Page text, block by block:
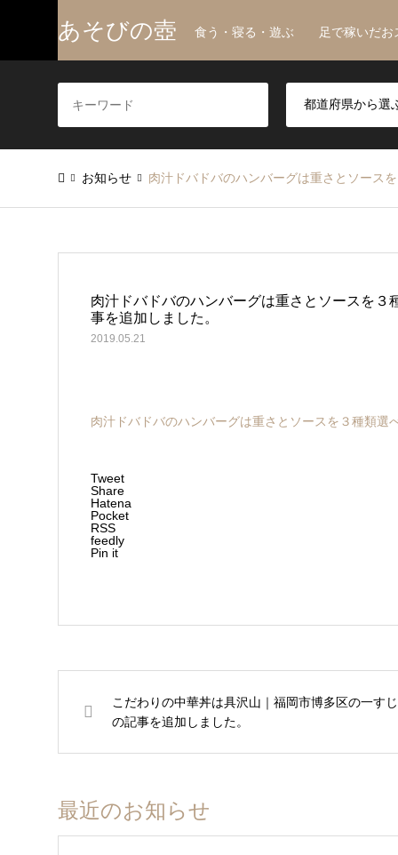
あそびの壺 食う・寝る・遊ぶ 足で稼いだお
お知らせ 肉汁ドバドバのハンバーグは重さとソース
肉汁ドバドバのハンバーグは重さとソースを
事を追加しました。
2019.05.21
肉汁ドバドバのハンバーグは重さとソースを３種類選
Tweet
Share
Hatena
Pocket
RSS
feedly
Pin it
こだわりの中華丼は具沢山｜福岡市博多区の一すじ
の記事を追加しました。
最近のお知らせ